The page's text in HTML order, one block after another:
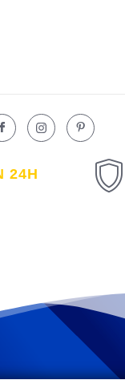
24H